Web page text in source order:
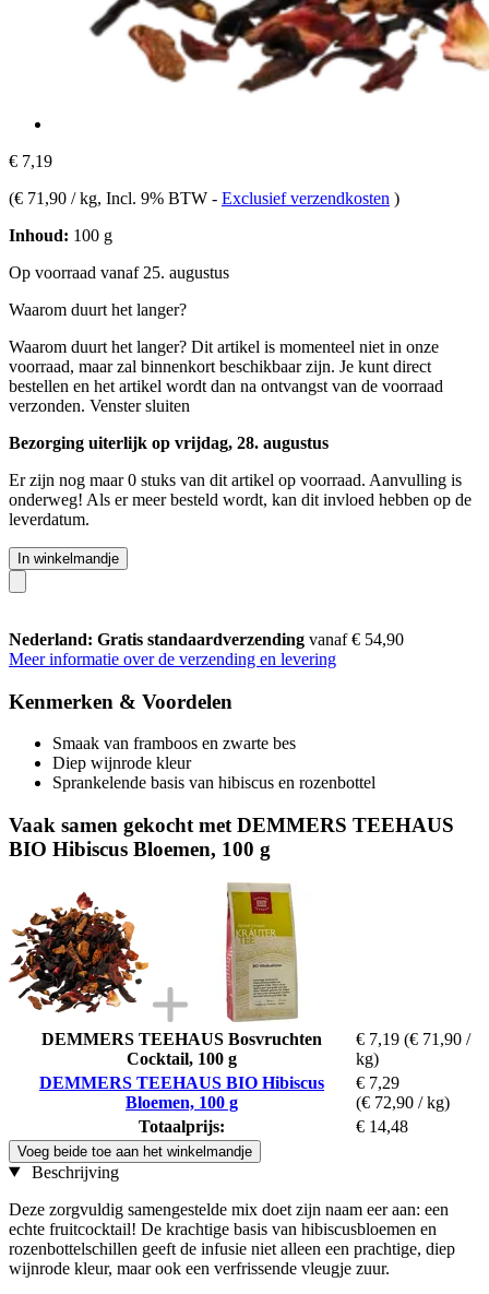
€ 7,19
(€ 71,90 / kg, Incl. 9% BTW - Exclusief verzendkosten )
Inhoud: 100 g
Op voorraad vanaf 25. augustus
Waarom duurt het langer?
Waarom duurt het langer? Dit artikel is momenteel niet in onze
voorraad, maar zal binnenkort beschikbaar zijn. Je kunt direct
bestellen en het artikel wordt dan na ontvangst van de voorraad
verzonden. Venster sluiten
Bezorging uiterlijk op vrijdag, 28. augustus
Er zijn nog maar 0 stuks van dit artikel op voorraad. Aanvulling is
onderweg! Als er meer besteld wordt, kan dit invloed hebben op de
leverdatum.
In winkelmandje
Nederland: Gratis standaardverzending vanaf € 54,90
Meer informatie over de verzending en levering
Kenmerken & Voordelen
Smaak van framboos en zwarte bes
Diep wijnrode kleur
Sprankelende basis van hibiscus en rozenbottel
Vaak samen gekocht met DEMMERS TEEHAUS
BIO Hibiscus Bloemen, 100 g
DEMMERS TEEHAUS Bosvruchten
Cocktail, 100 g
€ 7,19 (€ 71,90 /
kg)
DEMMERS TEEHAUS BIO Hibiscus
Bloemen, 100 g
€ 7,29
(€ 72,90 / kg)
Totaalprijs:
€ 14,48
Voeg beide toe aan het winkelmandje
Beschrijving
Deze zorgvuldig samengestelde mix doet zijn naam eer aan: een
echte fruitcocktail! De krachtige basis van hibiscusbloemen en
rozenbottelschillen geeft de infusie niet alleen een prachtige, diep
wijnrode kleur, maar ook een verfrissende vleugje zuur.